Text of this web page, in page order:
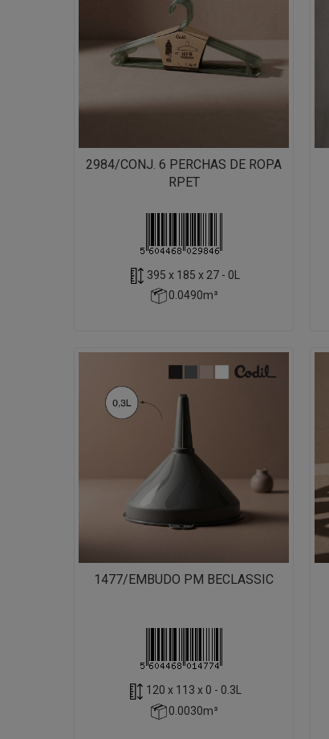
2984/CONJ. 6 PERCHAS DE ROPA
RPET
395 x 185 x 27 - 0L
0.0490m³
1477/EMBUDO PM BECLASSIC
120 x 113 x 0 - 0.3L
0.0030m³